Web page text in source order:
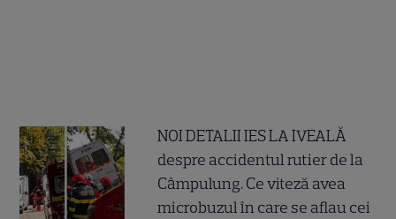
NOI DETALII IES LA IVEALĂ
despre accidentul rutier de la
Câmpulung. Ce viteză avea
microbuzul în care se aflau cei